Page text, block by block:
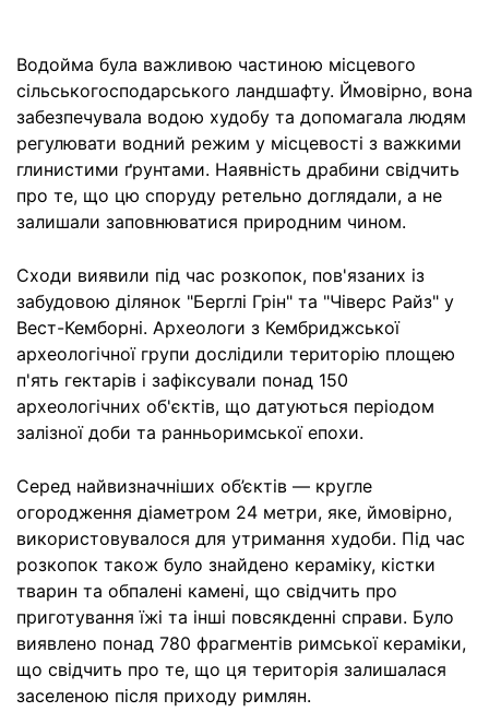
Водойма була важливою частиною місцевого
сільськогосподарського ландшафту. Ймовірно, вона
забезпечувала водою худобу та допомагала людям
регулювати водний режим у місцевості з важкими
глинистими ґрунтами. Наявність драбини свідчить
про те, що цю споруду ретельно доглядали, а не
залишали заповнюватися природним чином.
Сходи виявили під час розкопок, пов'язаних із
забудовою ділянок "Берглі Грін" та "Чіверс Райз" у
Вест-Кемборні. Археологи з Кембриджської
археологічної групи дослідили територію площею
п'ять гектарів і зафіксували понад 150
археологічних об'єктів, що датуються періодом
залізної доби та ранньоримської епохи.
Серед найвизначніших об’єктів — кругле
огородження діаметром 24 метри, яке, ймовірно,
використовувалося для утримання худоби. Під час
розкопок також було знайдено кераміку, кістки
тварин та обпалені камені, що свідчить про
приготування їжі та інші повсякденні справи. Було
виявлено понад 780 фрагментів римської кераміки,
що свідчить про те, що ця територія залишалася
заселеною після приходу римлян.